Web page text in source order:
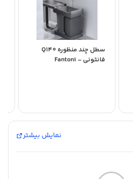
سطل چند منظوره Q140
فانتونی – Fantoni
نمایش بیشتر